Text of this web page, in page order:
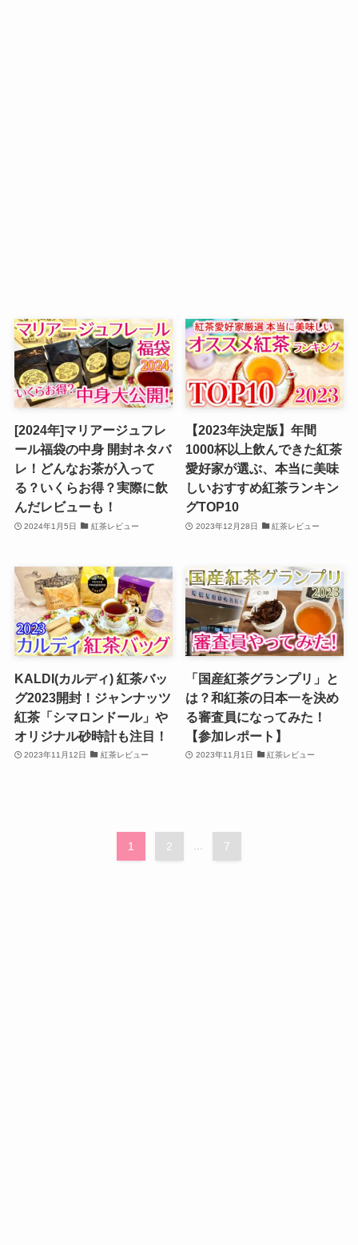
[2024年]マリアージュフレ
ール福袋の中身 開封ネタバ
レ！どんなお茶が入って
る？いくらお得？実際に飲
んだレビューも！
2024年1月5日 紅茶レビュー
【2023年決定版】年間
1000杯以上飲んできた紅茶
愛好家が選ぶ、本当に美味
しいおすすめ紅茶ランキン
グTOP10
2023年12月28日 紅茶レビュー
KALDI(カルディ) 紅茶バッ
グ2023開封！ジャンナッツ
紅茶「シマロンドール」や
オリジナル砂時計も注目！
2023年11月12日 紅茶レビュー
「国産紅茶グランプリ」と
は？和紅茶の日本一を決め
る審査員になってみた！
【参加レポート】
2023年11月1日 紅茶レビュー
1 2 7